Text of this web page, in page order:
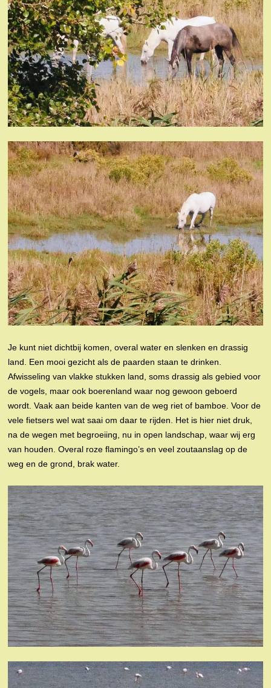
Je kunt niet dichtbij komen, overal water en slenken en drassig
land. Een mooi gezicht als de paarden staan te drinken.
Afwisseling van vlakke stukken land, soms drassig als gebied voor
de vogels, maar ook boerenland waar nog gewoon geboerd
wordt. Vaak aan beide kanten van de weg riet of bamboe. Voor de
vele fietsers wel wat saai om daar te rijden. Het is hier niet druk,
na de wegen met begroeiing, nu in open landschap, waar wij erg
van houden. Overal roze flamingo’s en veel zoutaanslag op de
weg en de grond, brak water.